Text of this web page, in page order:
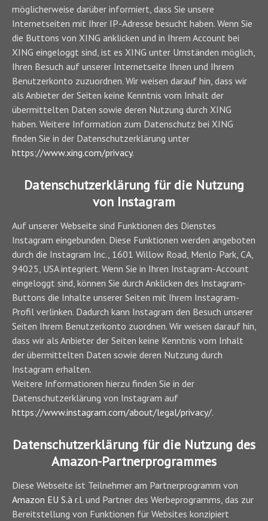
möglicherweise darüber informiert, dass Sie unsere
Internetseiten mit Ihrer IP-Adresse besucht haben. Wenn Sie
die Buttons von XING anklicken und in Ihrem Account bei
XING eingeloggt sind, ist es XING unter Umständen möglich,
Ihren Besuch auf unserer Internetseite Ihnen und Ihrem
Benutzerkonto zuzuordnen. Wir weisen darauf hin, dass wir
als Anbieter der Seiten keine Kenntnis vom Inhalt der
übermittelten Daten sowie deren Nutzung durch XING
haben. Weitere Information zum Datenschutz bei XING
finden Sie in der Datenschutzerklärung unter
https://www.xing.com/privacy.
Datenschutzerklärung für die Nutzung
von Instagram
Auf unserer Webseite sind Funktionen des Dienstes
Instagram eingebunden. Diese Funktionen werden angeboten
durch die Instagram Inc., 1601 Willow Road, Menlo Park, CA,
94025, USA integriert. Wenn Sie in Ihren Instagram-Account
eingeloggt sind, können Sie durch Anklicken des Instagram-
Buttons die Inhalte unserer Seiten mit Ihrem Instagram-
Profil verlinken. Dadurch kann Instagram den Besuch unserer
Seiten Ihrem Benutzerkonto zuordnen. Wir weisen darauf hin,
dass wir als Anbieter der Seiten keine Kenntnis vom Inhalt
der übermittelten Daten sowie deren Nutzung durch
Instagram erhalten.
Weitere Informationen hierzu finden Sie in der
Datenschutzerklärung von Instagram auf
https://www.instagram.com/about/legal/privacy/.
Datenschutzerklärung für die Nutzung des
Amazon-Partnerprogrammes
Diese Webseite ist Teilnehmer am Partnerprogramm von
Amazon EU S.à r.l. und Partner des Werbeprogramms, das zur
Bereitstellung von Funktionen für Websites konzipiert